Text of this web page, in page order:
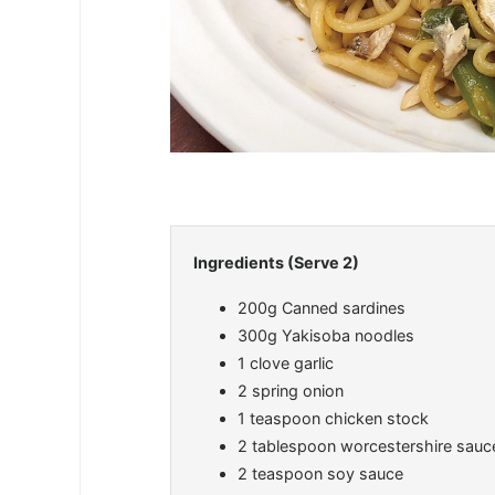
Ingredients (Serve 2)
200g Canned sardines
300g Yakisoba noodles
1 clove garlic
2 spring onion
1 teaspoon chicken stock
2 tablespoon worcestershire
2 teaspoon soy sauce